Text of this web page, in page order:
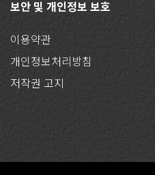
보안 및 개인정보 보호
이용약관
개인정보처리방침
저작권 고지